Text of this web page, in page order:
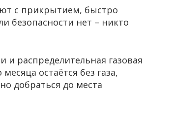
с прикрытием, быстро
безопасности нет – никто
и распределительная газовая
остаётся без газа,
добраться до места